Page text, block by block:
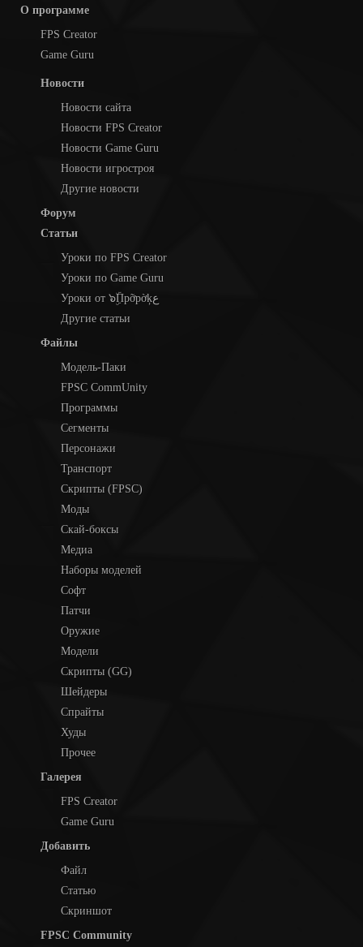
О программе
FPS Creator
Game Guru
Новости
Новости сайта
Новости FPS Creator
Новости Game Guru
Новости игростроя
Другие новости
Форум
Статьи
Уроки по FPS Creator
Уроки по Game Guru
Уроки от ๖ۣۜПpỡpờķع
Другие статьи
Файлы
Модель-Паки
FPSC CommUnity
Программы
Сегменты
Персонажи
Транспорт
Скрипты (FPSC)
Моды
Скай-боксы
Медиа
Наборы моделей
Софт
Патчи
Оружие
Модели
Скрипты (GG)
Шейдеры
Спрайты
Худы
Прочее
Галерея
FPS Creator
Game Guru
Добавить
Файл
Статью
Скриншот
FPSC Community